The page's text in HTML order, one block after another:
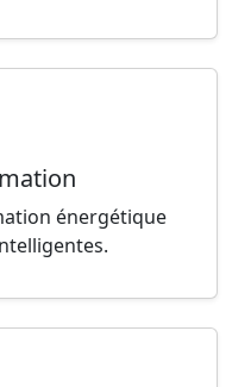
énergétique